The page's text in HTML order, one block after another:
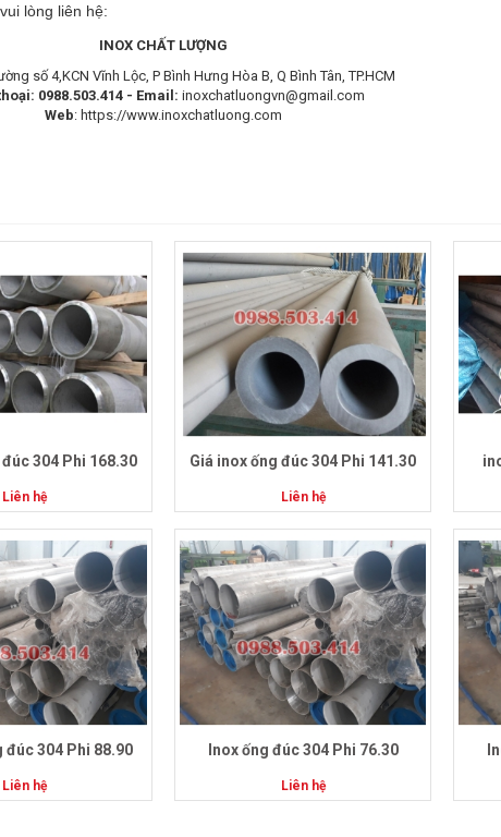
vui lòng liên hệ:
INOX CHẤT LƯỢNG
số 4,KCN Vĩnh Lộc, P Bình Hưng Hòa B, Q Bình Tân, TP.HCM
0988.503.414 - Email: inoxchatluongvn@gmail.com
Web: https://www.inoxchatluong.com
304 Phi 168.30
Liên hệ
Giá inox ống đúc 304 Phi 141.30
Liên hệ
đúc 304 Phi 88.90
Liên hệ
Inox ống đúc 304 Phi 76.30
Liên hệ